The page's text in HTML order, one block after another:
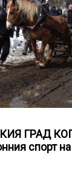
ГРАД
спорт